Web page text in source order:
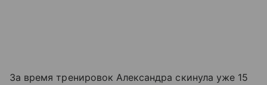
За время тренировок Александра скинула уже 15